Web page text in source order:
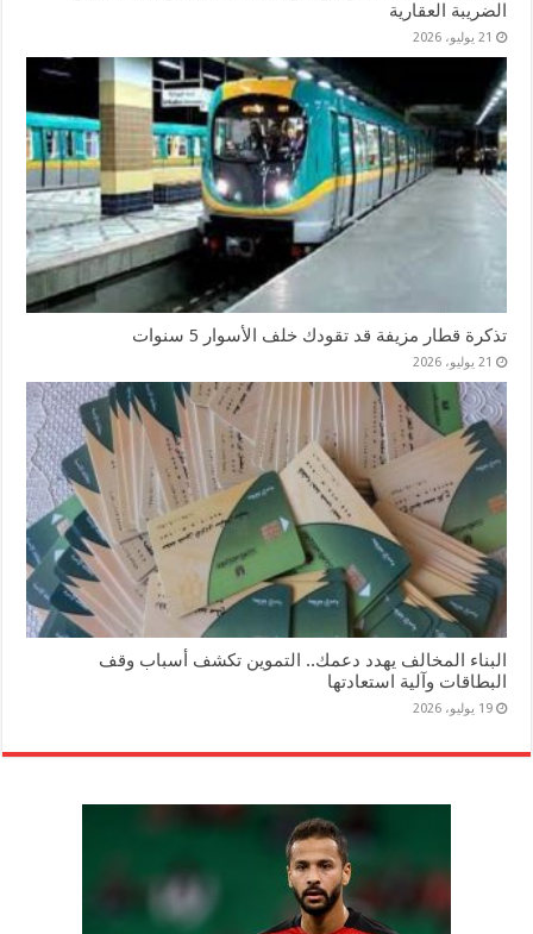
الضريبة العقارية
21 يوليو، 2026
تذكرة قطار مزيفة قد تقودك خلف الأسوار 5 سنوات
21 يوليو، 2026
البناء المخالف يهدد دعمك.. التموين تكشف أسباب وقف
البطاقات وآلية استعادتها
19 يوليو، 2026